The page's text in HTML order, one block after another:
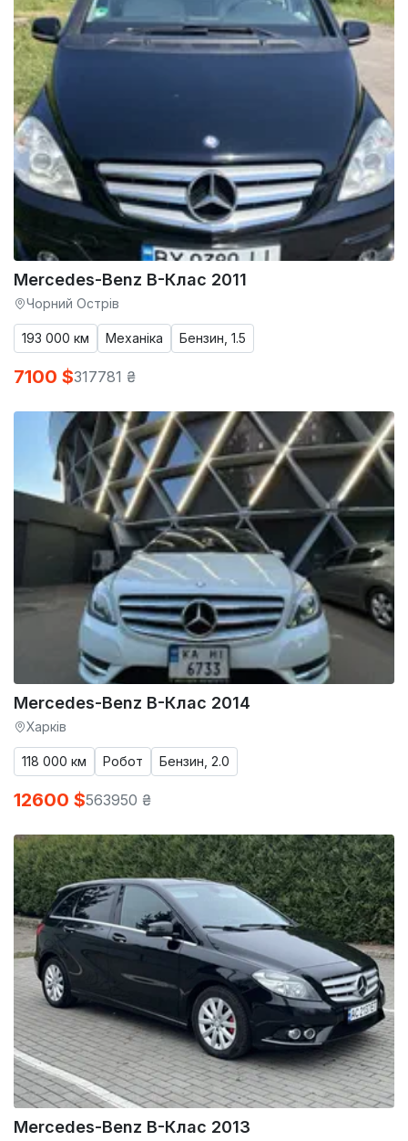
Mercedes-Benz B-Клас 2011
Чорний Острів
193 000 км Механіка Бензин, 1.5
7100 $317781 ₴
Mercedes-Benz B-Клас 2014
Харків
118 000 км Робот Бензин, 2.0
12600 $563950 ₴
Mercedes-Benz B-Клас 2013